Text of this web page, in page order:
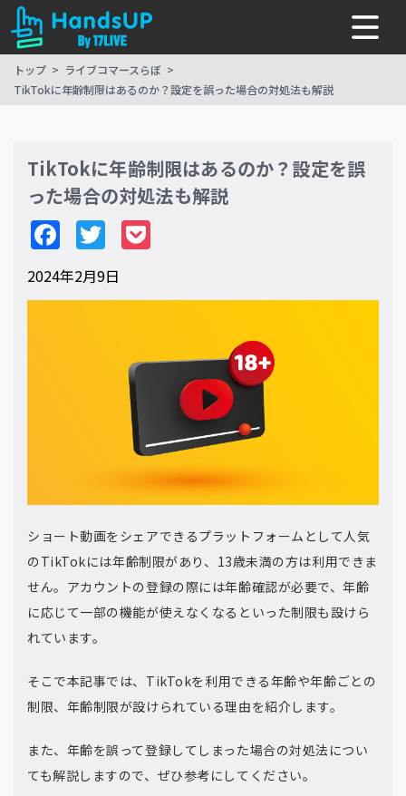
トップ
ライブコマースらぼ
TikTokに年齢制限はあるのか？設定を誤った場合の対処法も解説
TikTokに年齢制限はあるのか？設定を誤
った場合の対処法も解説
Facebook
Twitter
2024年2月9日
ショート動画をシェアできるプラットフォームとして人気
のTikTokには年齢制限があり、13歳未満の方は利用できま
せん。アカウントの登録の際には年齢確認が必要で、年齢
に応じて一部の機能が使えなくなるといった制限も設けら
れています。
そこで本記事では、TikTokを利用できる年齢や年齢ごとの
制限、年齢制限が設けられている理由を紹介します。
また、年齢を誤って登録してしまった場合の対処法につい
ても解説しますので、ぜひ参考にしてください。